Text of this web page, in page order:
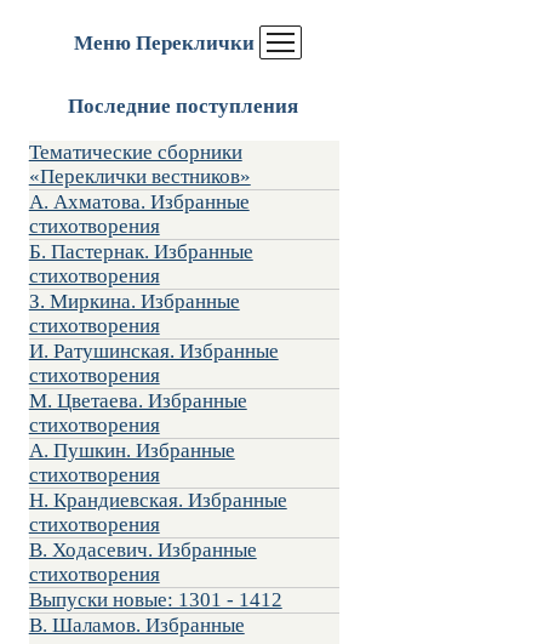
Меню Переклички
Последние поступления
Тематические сборники
«Переклички вестников»
А. Ахматова. Избранные
стихотворения
Б. Пастернак. Избранные
стихотворения
З. Миркина. Избранные
стихотворения
И. Ратушинская. Избранные
стихотворения
М. Цветаева. Избранные
стихотворения
А. Пушкин. Избранные
стихотворения
Н. Крандиевская. Избранные
стихотворения
В. Ходасевич. Избранные
стихотворения
Выпуски новые: 1301 - 1412
В. Шаламов. Избранные